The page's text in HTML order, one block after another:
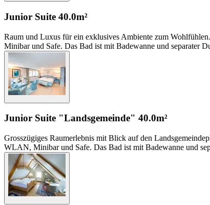
Junior Suite 40.0m²
Raum und Luxus für ein exklusives Ambiente zum
Minibar und Safe. Das Bad ist mit Badewanne und separater
Junior Suite "Landsgemeinde" 40.0m²
Grosszügiges Raumerlebnis mit Blick auf den
WLAN, Minibar und Safe. Das Bad ist mit Badewanne und